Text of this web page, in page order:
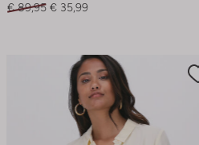
€ 89,95 € 35,99